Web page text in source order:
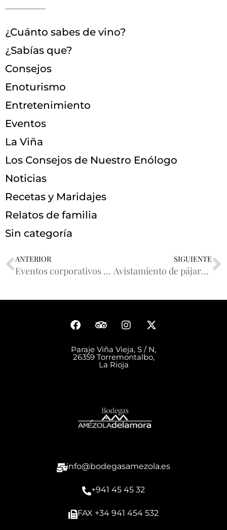
¿Cuánto sabes de vino?
¿Sabías que?
Consejos
Enoturismo
Entretenimiento
Eventos
La Viña
Los Consejos de Nuestro Enólogo
Noticias
Recetas y Maridajes
Relatos de familia
Sin categoría
ANTERIOR
Eventos corporativos en bodegas: una nueva forma de conectar equipos
SIGUIENTE
Avistamiento de pájaros y caza cerca de bodegas
Paraje Viña Vieja, S / N,
26359 Torremontalbo,
La Rioja
info@bodegasamezola.es
+941 45 45 32
FAX +34 941 454 532